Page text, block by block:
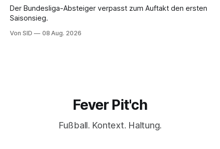
Der Bundesliga-Absteiger verpasst zum Auftakt den ersten
Saisonsieg.
Von SID 08 Aug. 2026
Fever Pit'ch
Fußball. Kontext. Haltung.